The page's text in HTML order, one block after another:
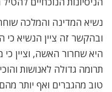
נשיא המדינה והמלכה
היא שחרור האשה, וציין
תרומה גדולה לאנושות
טוב מהגברים ואף יותר